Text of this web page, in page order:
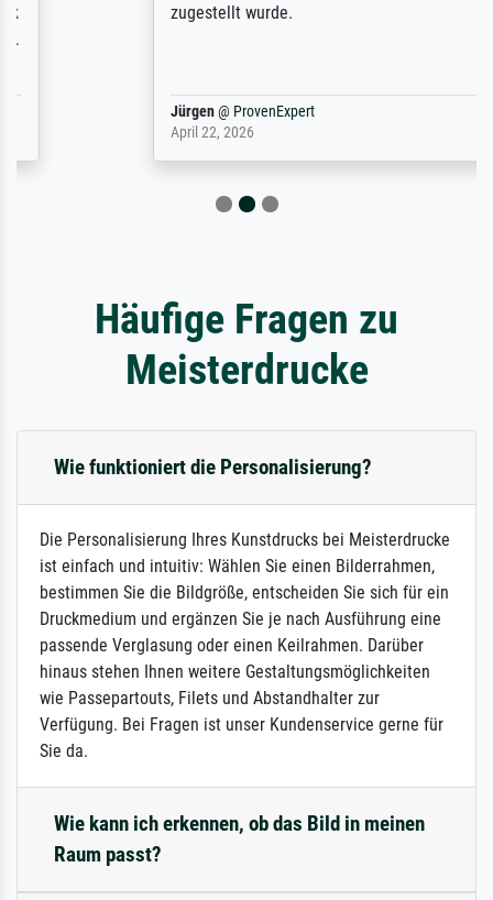
zugestellt wurde.
ProvenExpert
April 22, 2026
Häufige Fragen zu
Meisterdrucke
Wie funktioniert die Personalisierung?
Die Personalisierung Ihres Kunstdrucks bei Meisterdrucke
ist einfach und intuitiv: Wählen Sie einen Bilderrahmen,
bestimmen Sie die Bildgröße, entscheiden Sie sich für ein
Druckmedium und ergänzen Sie je nach Ausführung eine
passende Verglasung oder einen Keilrahmen. Darüber
hinaus stehen Ihnen weitere Gestaltungsmöglichkeiten
wie Passepartouts, Filets und Abstandhalter zur
Verfügung. Bei Fragen ist unser Kundenservice gerne für
Sie da.
Wie kann ich erkennen, ob das Bild in meinen
Raum passt?